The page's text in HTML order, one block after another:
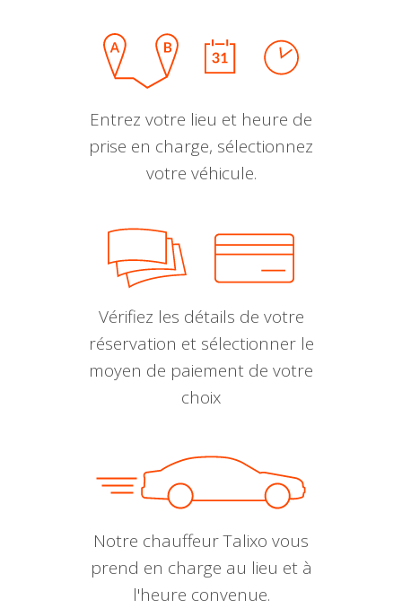
Entrez votre lieu et heure de
prise en charge, sélectionnez
votre véhicule.
Vérifiez les détails de votre
réservation et sélectionner le
moyen de paiement de votre
choix
Notre chauffeur Talixo vous
prend en charge au lieu et à
l'heure convenue.